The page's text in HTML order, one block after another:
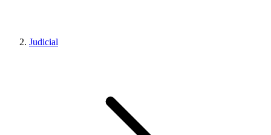
Judicial